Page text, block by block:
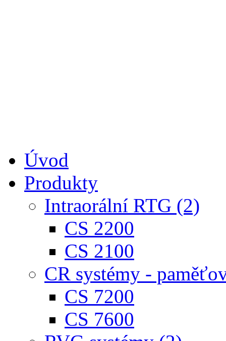
Úvod
Produkty
Intraorální RTG (2)
CS 2200
CS 2100
CR systémy -
CS 7200
CS 7600